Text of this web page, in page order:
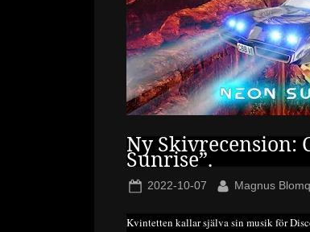
Ny Skivrecension:
Sunrise”.
Posted
2022-10-07 By
Magnus
Kvintetten kallar själva sin musik för